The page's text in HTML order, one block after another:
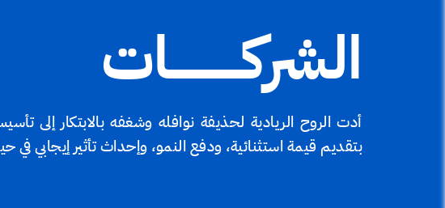
الشركـــــــــــات
أدت الروح الريادية لحذيفة نوافله وشغفه بالابتكار
بتقديم قيمة استثنائية، ودفع النمو، وإحداث تأثير إيجابي